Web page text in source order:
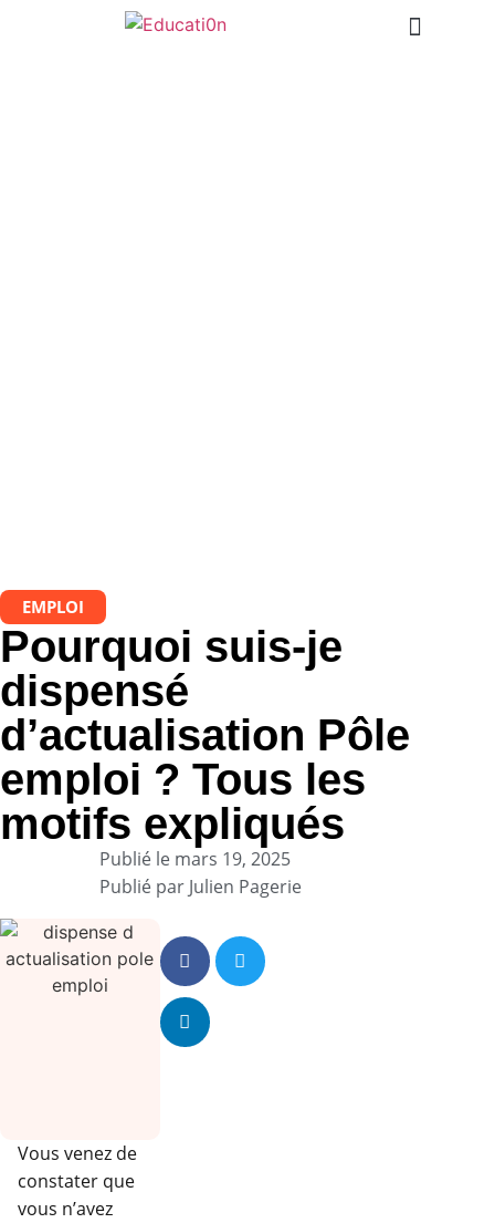
EMPLOI
Pourquoi suis-je
dispensé
d’actualisation Pôle
emploi ? Tous les
motifs expliqués
Publié le mars 19, 2025
Publié par Julien Pagerie
Vous venez de
constater que
vous n’avez